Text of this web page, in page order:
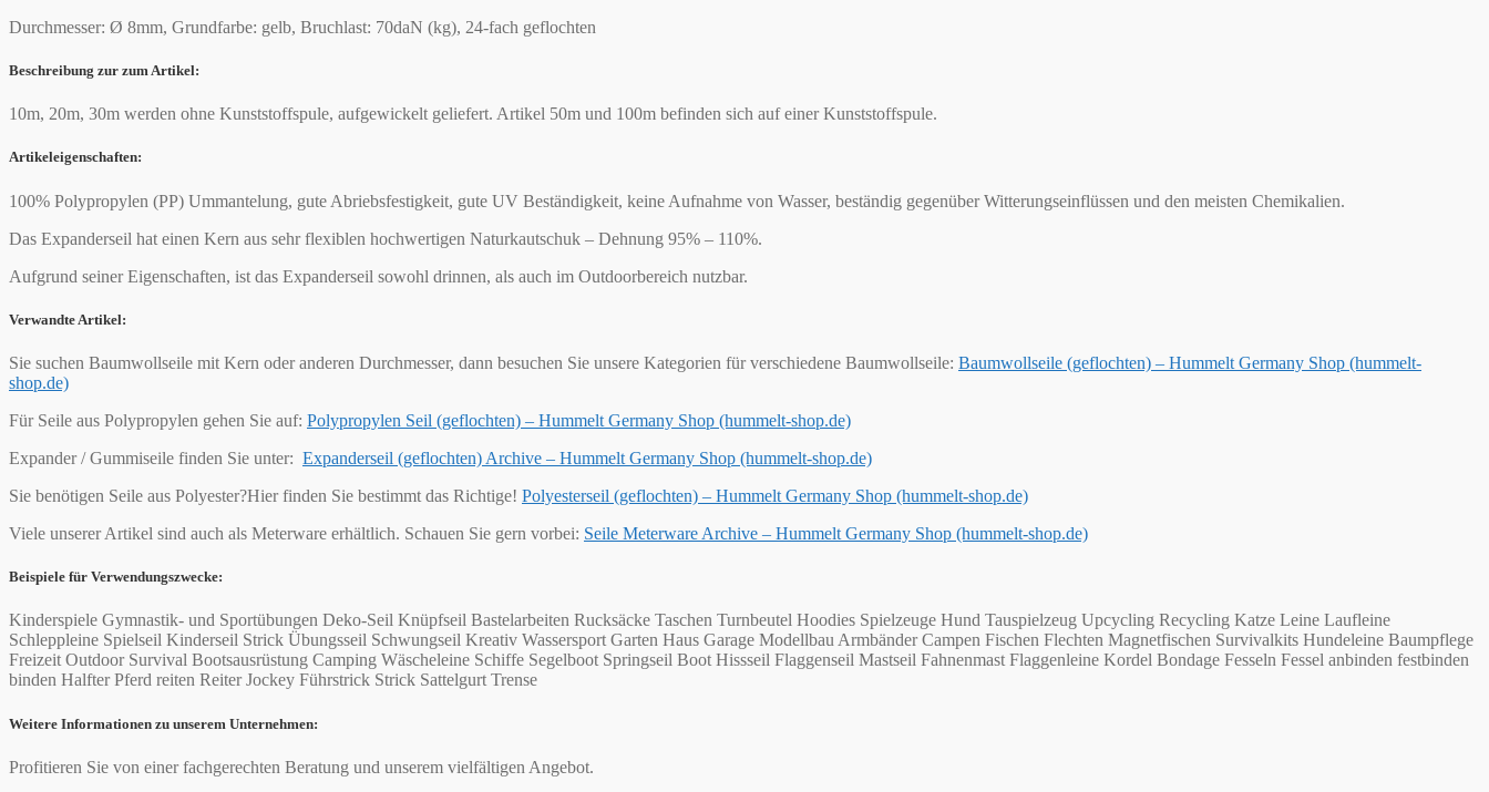
Durchmesser: Ø 8mm, Grundfarbe: gelb, Bruchlast: 70daN (kg), 24-fach geflochten
Beschreibung zur zum Artikel:
10m, 20m, 30m werden ohne Kunststoffspule, aufgewickelt geliefert. Artikel 50m und 100m befinden sich auf einer Kunststoffspule.
Artikeleigenschaften:
100% Polypropylen (PP) Ummantelung, gute Abriebsfestigkeit, gute UV Beständigkeit, keine Aufnahme von Wasser, beständig gegenüber Witterungseinflüssen und den meisten Chemikalien.
Das Expanderseil hat einen Kern aus sehr flexiblen hochwertigen Naturkautschuk – Dehnung 95% – 110%.
Aufgrund seiner Eigenschaften, ist das Expanderseil sowohl drinnen, als auch im Outdoorbereich nutzbar.
Verwandte Artikel:
Sie suchen Baumwollseile mit Kern oder anderen Durchmesser, dann besuchen Sie unsere Kategorien für verschiedene Baumwollseile: Baumwollseile (geflochten) – Hummelt Germany Shop (hummelt-
shop.de)
Für Seile aus Polypropylen gehen Sie auf: Polypropylen Seil (geflochten) – Hummelt Germany Shop (hummelt-shop.de)
Expander / Gummiseile finden Sie unter: Expanderseil (geflochten) Archive – Hummelt Germany Shop (hummelt-shop.de)
Sie benötigen Seile aus Polyester?Hier finden Sie bestimmt das Richtige! Polyesterseil (geflochten) – Hummelt Germany Shop (hummelt-shop.de)
Viele unserer Artikel sind auch als Meterware erhältlich. Schauen Sie gern vorbei: Seile Meterware Archive – Hummelt Germany Shop (hummelt-shop.de)
Beispiele für Verwendungszwecke:
Kinderspiele Gymnastik- und Sportübungen Deko-Seil Knüpfseil Bastelarbeiten Rucksäcke Taschen Turnbeutel Hoodies Spielzeuge Hund Tauspielzeug Upcycling Recycling Katze Leine Laufleine
Schleppleine Spielseil Kinderseil Strick Übungsseil Schwungseil Kreativ Wassersport Garten Haus Garage Modellbau Armbänder Campen Fischen Flechten Magnetfischen Survivalkits Hundeleine Baumpflege
Freizeit Outdoor Survival Bootsausrüstung Camping Wäscheleine Schiffe Segelboot Springseil Boot Hissseil Flaggenseil Mastseil Fahnenmast Flaggenleine Kordel Bondage Fesseln Fessel anbinden festbinden
binden Halfter Pferd reiten Reiter Jockey Führstrick Strick Sattelgurt Trense
Weitere Informationen zu unserem Unternehmen:
Profitieren Sie von einer fachgerechten Beratung und unserem vielfältigen Angebot.